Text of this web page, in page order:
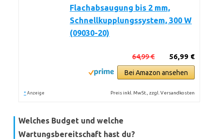
Flachabsaugung bis 2 mm,
Schnellkupplungssystem, 300 W
(09030-20)
56,99 €
64,99 €
Bei Amazon ansehen
* Anzeige Preis inkl. MwSt., zzgl. Versandkosten
Welches Budget und welche
Wartungsbereitschaft hast du?